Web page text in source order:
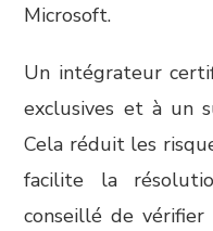
Microsoft.
Un intégrateur
exclusives et à un
Cela réduit les
facilite la
conseillé de vérifier